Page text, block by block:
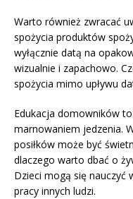
Warto również zwracać
spożycia produktów
wyłącznie datą na
wizualnie i zapachowo.
spożycia mimo upływu
Edukacja domowników
marnowaniem jedzenia.
posiłków może być
dlaczego warto dbać o
Dzieci mogą się nauczyć
pracy innych ludzi.